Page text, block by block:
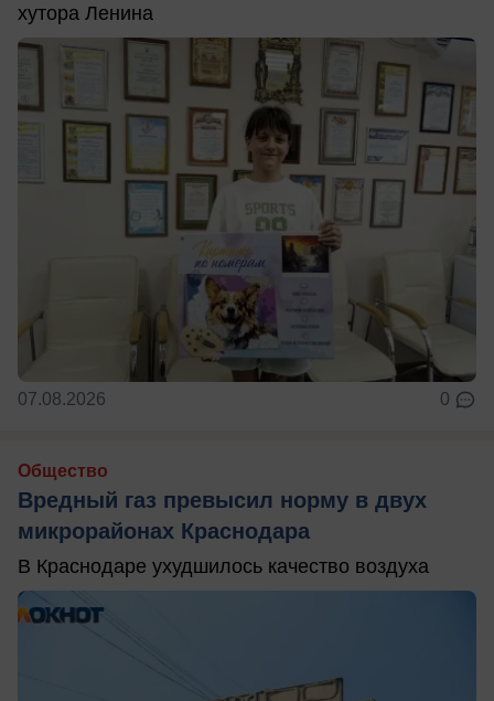
хутора Ленина
07.08.2026 0
Общество
Вредный газ превысил норму в двух
микрорайонах Краснодара
В Краснодаре ухудшилось качество воздуха